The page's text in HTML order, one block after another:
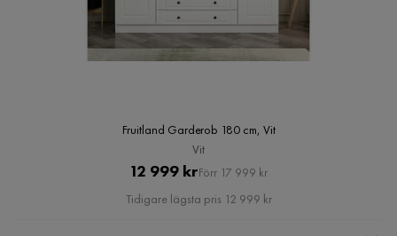
Fruitland Garderob 180 cm, Vit
Vit
Pris
12 999 krOriginal
Pris
Förr 17 999 kr
Tidigare lägsta pris 12 999 kr